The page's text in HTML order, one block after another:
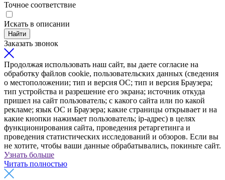
Точное соответствие
Искать в описании
Найти
Заказать звонок
Продолжая использовать наш сайт, вы даете согласие на
обработку файлов cookie, пользовательских данных (сведения
о местоположении; тип и версия ОС; тип и версия Браузера;
тип устройства и разрешение его экрана; источник откуда
пришел на сайт пользователь; с какого сайта или по какой
рекламе; язык ОС и Браузера; какие страницы открывает и на
какие кнопки нажимает пользователь; ip-адрес) в целях
функционирования сайта, проведения ретаргетинга и
проведения статистических исследований и обзоров. Если вы
не хотите, чтобы ваши данные обрабатывались, покиньте сайт.
Узнать больше
Читать полностью